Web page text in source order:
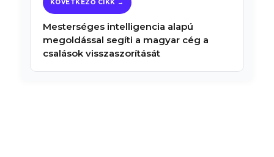
Mesterséges intelligencia alapú
megoldással segíti a magyar cég a
csalások visszaszorítását